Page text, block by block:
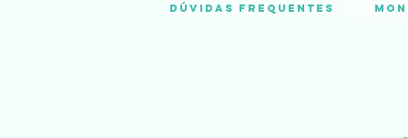
Dúvidas frequentes